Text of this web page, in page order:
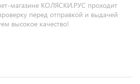
магазине КОЛЯСКИ.РУС проходит
перед отправкой и выдачей
высокое качество!